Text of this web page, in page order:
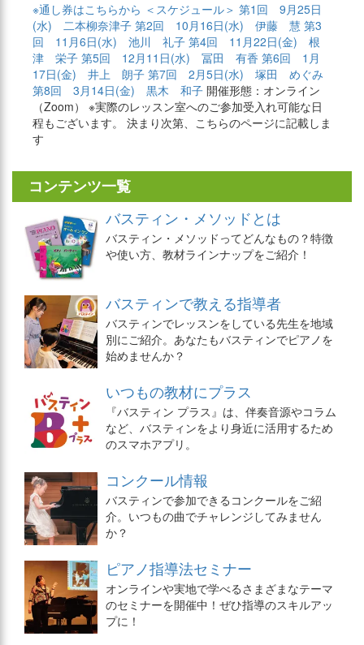
※通し券はこちらから ＜スケジュール＞ 第1回 9月25日
(水) 二本柳奈津子 第2回 10月16日(水) 伊藤 慧 第3
回 11月6日(水) 池川 礼子 第4回 11月22日(金) 根
津 栄子 第5回 12月11日(水) 冨田 有香 第6回 1月
17日(金) 井上 朗子 第7回 2月5日(水) 塚田 めぐみ
第8回 3月14日(金) 黒木 和子 開催形態：オンライン
（Zoom） ※実際のレッスン室へのご参加受入れ可能な日
程もございます。 決まり次第、こちらのページに記載しま
す
コンテンツ一覧
バスティン・メソッドとは
バスティン・メソッドってどんなもの？特徴
や使い方、教材ラインナップをご紹介！
バスティンで教える指導者
バスティンでレッスンをしている先生を地域
別にご紹介。あなたもバスティンでピアノを
始めませんか？
いつもの教材にプラス
『バスティン プラス』は、伴奏音源やコラム
など、バスティンをより身近に活用するため
のスマホアプリ。
コンクール情報
バスティンで参加できるコンクールをご紹
介。いつもの曲でチャレンジしてみません
か？
ピアノ指導法セミナー
オンラインや実地で学べるさまざまなテーマ
のセミナーを開催中！ぜひ指導のスキルアッ
プに！